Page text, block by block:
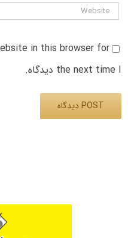
in this browser for
the next time I دیدگاه.